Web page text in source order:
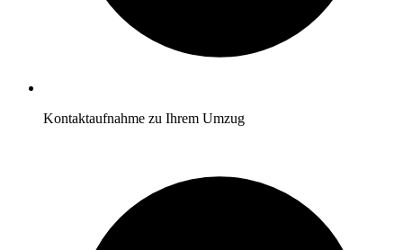
Kontaktaufnahme zu Ihrem Umzug